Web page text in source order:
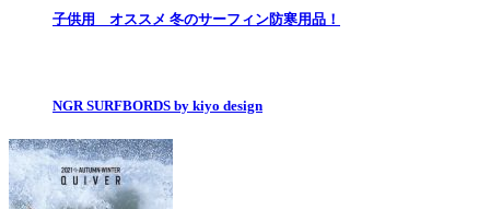
子供用 オススメ 冬のサーフィン防寒用品！
NGR SURFBORDS by kiyo design